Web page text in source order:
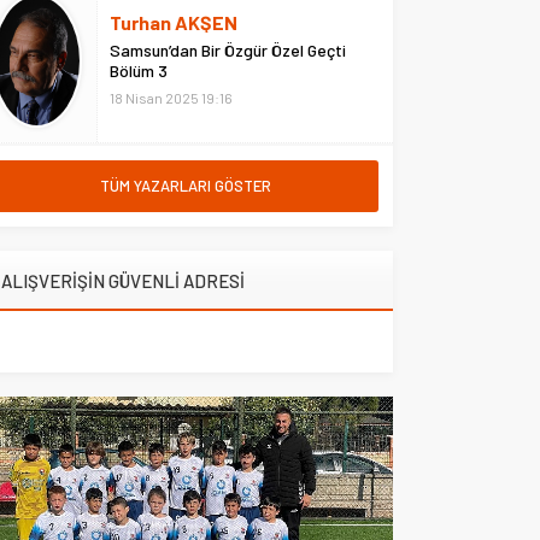
Adliyesi’nde çıkan yangına
müdahale eden Çarşı ve
Mahalle...
Turhan AKŞEN
Samsun’dan Bir Özgür Özel Geçti
Bölüm 3
18 Nisan 2025 19:16
TÜM YAZARLARI GÖSTER
ALIŞVERİŞİN GÜVENLİ ADRESİ